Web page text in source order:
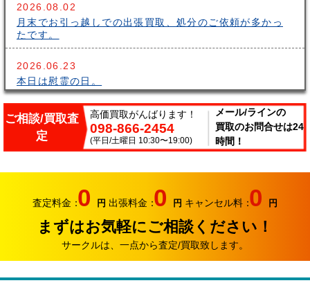
2026.08.02
月末でお引っ越しでの出張買取、処分のご依頼が多かっ
たです。
2026.06.23
本日は慰霊の日。
2026.06.14
こんにちはサークルです。梅雨が長いですね～。雨の中
出張買取頑張ってます。
2026.06.07
り強化中です。
2026.05.17
おはようございます。リサイクルカンパニー サークル
ご相談/買取査
定
高価買取がんばります！
098-866-2454
(平日/土曜日 10:30〜19:00)
メール/ラインの
買取のお問合せは24
時間！
査定料金：0 円 出張料金：0 円 キャンセル料：0 円
まずはお気軽にご相談ください！
サークルは、一点から査定/買取致します。